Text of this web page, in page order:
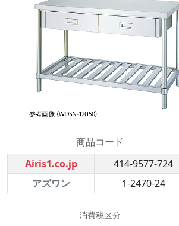
商品コード
Airis1.co.jp
414-9577-724
アズワン
1-2470-24
消費税区分